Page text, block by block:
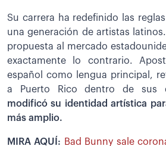
Su carrera ha redefinido las
una generación de artistas
propuesta al mercado
exactamente lo contrario.
español como lengua principal,
a Puerto Rico dentro de sus
modificó su identidad artística
más amplio.
MIRA AQUÍ: Bad Bunny sale